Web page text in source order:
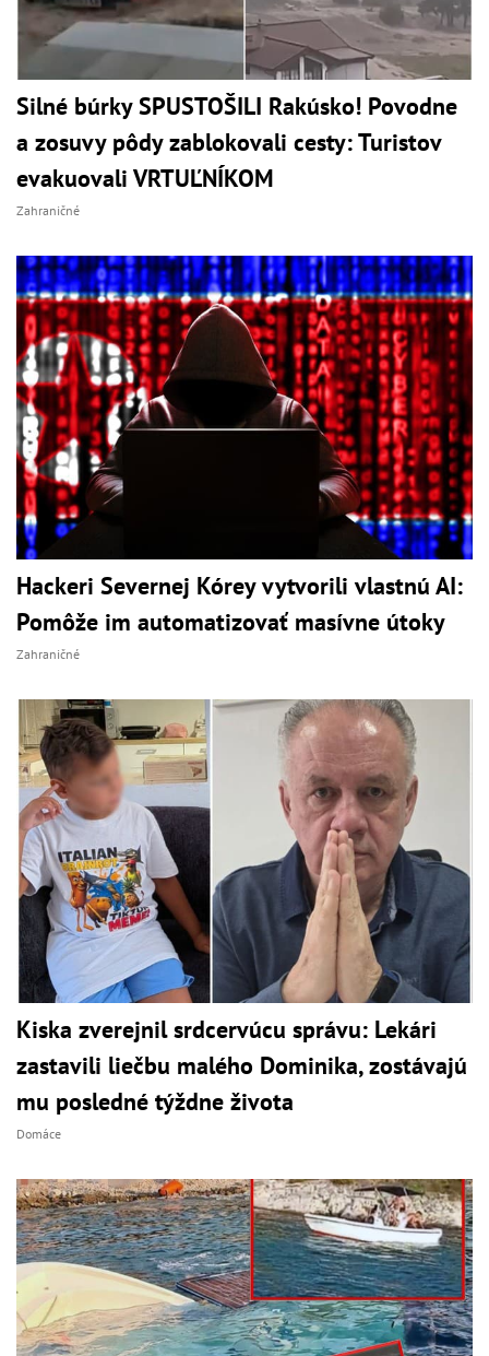
Silné búrky SPUSTOŠILI Rakúsko! Povodne
a zosuvy pôdy zablokovali cesty: Turistov
evakuovali VRTUĽNÍKOM
Zahraničné
Hackeri Severnej Kórey vytvorili vlastnú AI:
Pomôže im automatizovať masívne útoky
Zahraničné
Kiska zverejnil srdcervúcu správu: Lekári
zastavili liečbu malého Dominika, zostávajú
mu posledné týždne života
Domáce